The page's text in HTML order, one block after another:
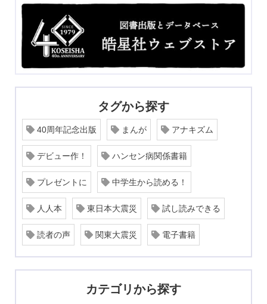
タグから探す
40周年記念出版 まんが アナキズム
デビュー作！ ハンセン病関係書籍
プレゼントに 中学生から読める！
人人本 東日本大震災 試し読みできる
読者の声 関東大震災 電子書籍
カテゴリから探す